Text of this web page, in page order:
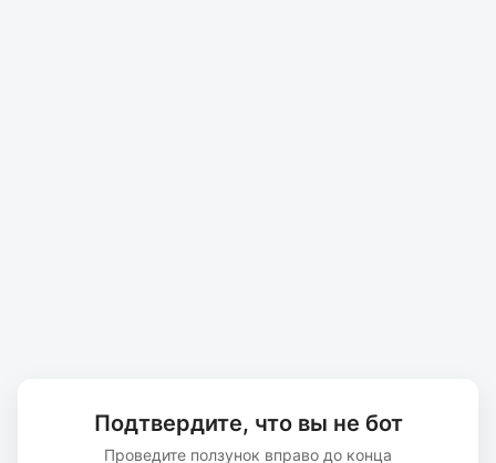
Подтвердите, что вы не бот
Проведите ползунок вправо до конца